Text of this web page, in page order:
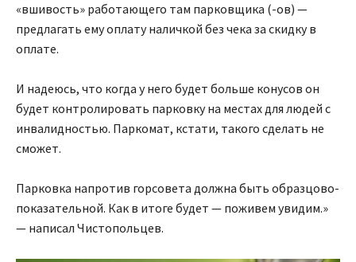
«вшивость» работающего там парковщика (-ов) —
предлагать ему оплату наличкой без чека за скидку в
оплате.
И надеюсь, что когда у него будет больше конусов он
будет контролировать парковку на местах для людей с
инвалидностью. Паркомат, кстати, такого сделать не
сможет.
Парковка напротив горсовета должна быть образцово-
показательной. Как в итоге будет — поживем увидим.»
— написал Чистопольцев.